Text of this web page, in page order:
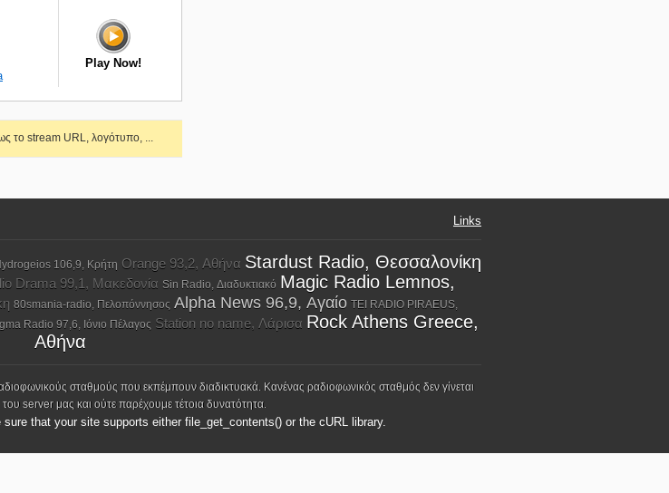
Play Now!
το stream URL, λογότυπο, ...
Links
106,9, Κρήτη Orange 93,2, Αθήνα Stardust Radio, Θεσσαλονίκη
Drama 99,1, Μακεδονία Sin Radio, Διαδυκτιακό Magic Radio Lemnos,
80smania-radio, Πελοπόννησος Alpha News 96,9, Αγαίο TEI RADIO PIRAEUS,
Radio 97,6, Ιόνιο Πέλαγος Station no name, Λάρισα Rock Athens Greece,
Αθήνα
σταθμούς που εκπέμπουν διαδικτυακά. Κανένας ραδιοφωνικός σταθμός δεν γίνεται
server μας και ούτε παρέχουμε τέτοια δυνατότητα.
that your site supports either file_get_contents() or the cURL library.